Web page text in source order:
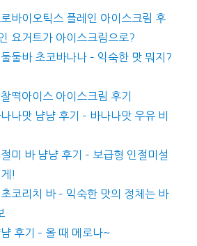
바이오틱스 플레인 아이스크림 후
요거트가 아이스크림으로?
둘바 초코바나나 – 익숙한 맛 뭐지?
떡아이스 아이스크림 후기
나맛 냠냠 후기 – 바나나맛 우유 비
미 바 냠냠 후기 – 보급형 인절미설
!
코리치 바 – 익숙한 맛의 정체는 바
후기 – 올 때 메로나~